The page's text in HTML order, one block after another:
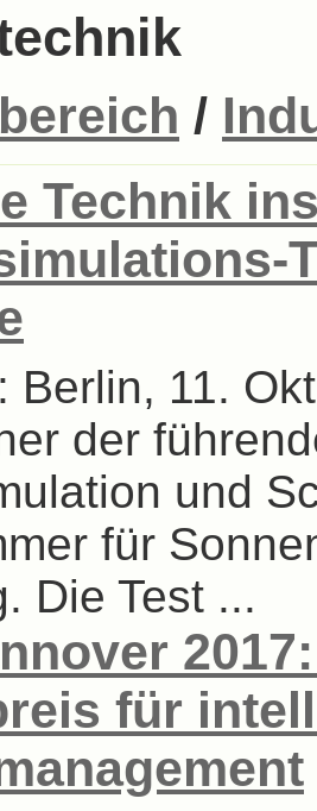
/
Technik
: Berlin, 11.
der
und
für
Die Test ...
für